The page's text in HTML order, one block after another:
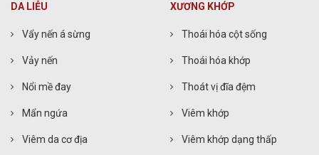
DA LIỄU
Vẩy nến á sừng
Vảy nến
Nổi mề đay
Mẩn ngứa
Viêm da cơ địa
XƯƠNG KHỚP
Thoái hóa cột sống
Thoái hóa khớp
Thoát vị đĩa đệm
Viêm khớp
Viêm khớp dạng thấp